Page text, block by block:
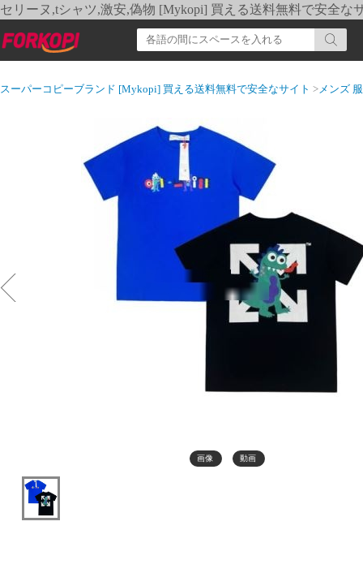
セリーヌ,tシャツ,激安,偽物 [Mykopi] 買える送料無料で安全な
スーパーコピーブランド [Mykopi] 買える送料無料で安全なサイト >メンズ 服
画像 動画